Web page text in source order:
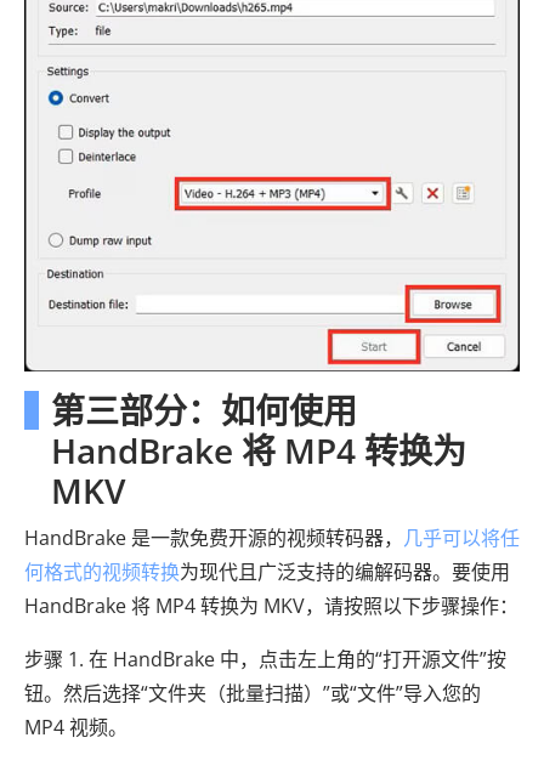
第三部分：如何使用
HandBrake 将 MP4 转换为
MKV
HandBrake 是一款免费开源的视频转码器， 几乎可以将任
何格式的视频转换为现代且广泛支持的编解码器。要使用
HandBrake 将 MP4 转换为 MKV，请按照以下步骤操作：
步骤 1. 在 HandBrake 中，点击左上角的“打开源文件”按
钮。然后选择“文件夹（批量扫描）”或“文件”导入您的
MP4 视频。